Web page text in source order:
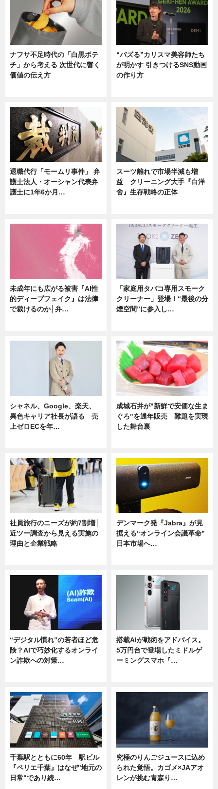
ナフサ不足時代の「白黒ポテ
チ」から考える 次世代に響く
価値の伝え方
“バズる”カリスマ美容師たち
が明かす 引きつけるSNS動画
の作り方
退職代行「モームリ事件」 弁
護士法人・オーシャン代表弁
護士に1年6か月…
スーツ離れで市場半減も増
益 クリーニング大手『白洋
舍』生存戦略の正体
未成年にも広がる被害『AI性
的ディープフェイク』は法律
で裁けるのか│弁…
「家庭用タバコ専用スモーク
クリーナー」登場！“最後の分
煙空間”に参入し…
シャネル、Google、楽天、
異色キャリア社長が語る 売
上ゼロECを年…
成城石井が"新鮮で安価な生ま
ぐろ"を通年販売 難題を実現
した舞台裏
社員旅行のニーズが約7割増│
近ツー調査から見える実施の
理由と企業戦略
デンマーク発『Jabra』が見
据える“オンライン会議革命”
日本市場へ…
“デジタル慣れ”の若者ほど危
険？AIで巧妙化するオンライ
ン詐欺への対策…
搭載AIが戦術をアドバイス。
5万円台で登場したミドルゲ
ーミングスマホ『…
千葉駅とともに60年 駅ビル
『ペリエ千葉』はなぜ"地元の
日常"であり続…
究極のりんごジュースに込め
られた覚悟。カゴメ×JAアオ
レンが挑む青森り…